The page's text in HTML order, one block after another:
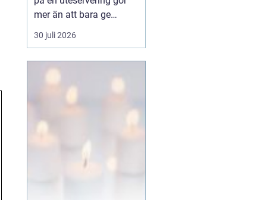
mer än att bara ge
skugga. Det påverkar hur
länge gästerna stannar,
och om de väljer att
komma tillbaka. När
kraven på komfort,
30 juli 2026